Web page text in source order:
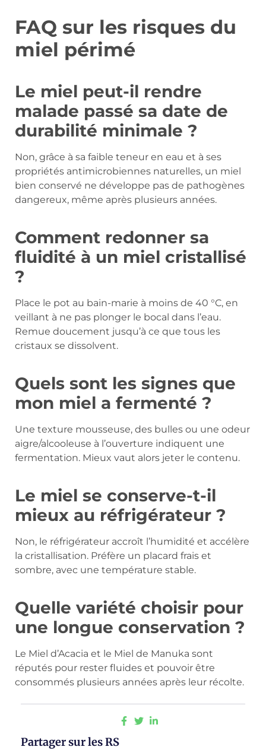
FAQ sur les risques du
miel périmé
Le miel peut-il rendre
malade passé sa date de
durabilité minimale ?
Non, grâce à sa faible teneur en eau et à ses
propriétés antimicrobiennes naturelles, un miel
bien conservé ne développe pas de pathogènes
dangereux, même après plusieurs années.
Comment redonner sa
fluidité à un miel cristallisé
?
Place le pot au bain-marie à moins de 40 °C, en
veillant à ne pas plonger le bocal dans l’eau.
Remue doucement jusqu’à ce que tous les
cristaux se dissolvent.
Quels sont les signes que
mon miel a fermenté ?
Une texture mousseuse, des bulles ou une odeur
aigre/alcooleuse à l’ouverture indiquent une
fermentation. Mieux vaut alors jeter le contenu.
Le miel se conserve-t-il
mieux au réfrigérateur ?
Non, le réfrigérateur accroît l’humidité et accélère
la cristallisation. Préfère un placard frais et
sombre, avec une température stable.
Quelle variété choisir pour
une longue conservation ?
Le Miel d’Acacia et le Miel de Manuka sont
réputés pour rester fluides et pouvoir être
consommés plusieurs années après leur récolte.
Partager sur les RS